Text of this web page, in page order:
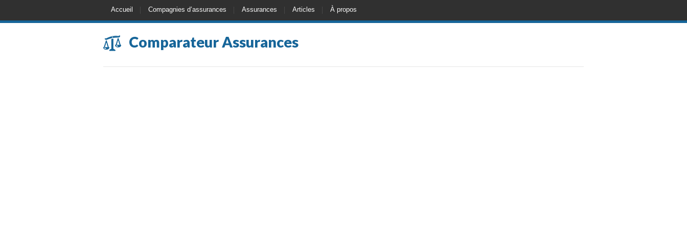
Accueil Compagnies d’assurances Assurances Articles À propos
Comparateur Assurances